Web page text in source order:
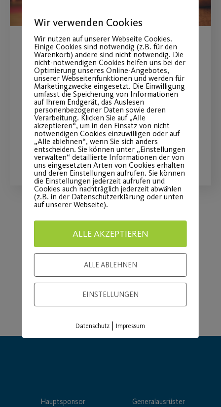
Yoga als
Gesundheitstraining
Ab 23.02. exklusiv für unsere Yoga
Mitglieder und weitere Yoga-
Interessierte
WEITERLESEN
Hauptsponsor Generalausrüster
Wir verwenden Cookies
Wir nutzen auf unserer Webseite Cookies.
Einige Cookies sind notwendig (z.B. für den
Warenkorb) andere sind nicht notwendig. Die
nicht-notwendigen Cookies helfen uns bei der
Optimierung unseres Online-Angebotes,
unserer Webseitenfunktionen und werden für
Marketingzwecke eingesetzt. Die Einwilligung
umfasst die Speicherung von Informationen
auf Ihrem Endgerät, das Auslesen
personenbezogener Daten sowie deren
Verarbeitung. Klicken Sie auf „Alle
akzeptieren“, um in den Einsatz von nicht
notwendigen Cookies einzuwilligen oder auf
„Alle ablehnen“, wenn Sie sich anders
entscheiden. Sie können unter „Einstellungen
verwalten“ detaillierte Informationen der von
uns eingesetzten Arten von Cookies erhalten
und deren Einstellungen aufrufen. Sie können
die Einstellungen jederzeit aufrufen und
Cookies auch nachträglich jederzeit abwählen
(z.B. in der Datenschutzerklärung oder unten
auf unserer Webseite).
ALLE AKZEPTIEREN
ALLE ABLEHNEN
EINSTELLUNGEN
Datenschutz |Impressum